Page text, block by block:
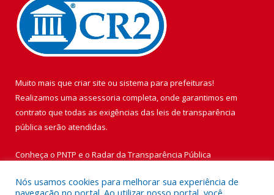
Muito mais que criar site ou sistema para prefeituras!
Realizamos uma assessoria completa, onde garantimos em
contrato que todas as exigências das leis de transparência
pública serão atendidas.
Conheça o PNTP e o Radar da Transparência Pública
Nós usamos cookies para melhorar sua experiência de
navegação no portal. Ao utilizar nosso portal, você